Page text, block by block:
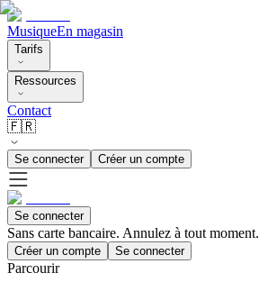
MusiqueEn magasin
Tarifs
Ressources
Contact
🇫🇷
Se connecter Créer un compte
Se connecter
Sans carte bancaire. Annulez à tout moment.
Créer un compte Se connecter
Parcourir